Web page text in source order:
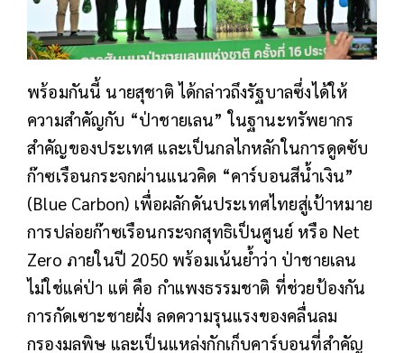
พร้อมกันนี้ นายสุชาติ ได้กล่าวถึงรัฐบาลซึ่งได้ให้
ความสำคัญกับ “ป่าชายเลน” ในฐานะทรัพยากร
สำคัญของประเทศ และเป็นกลไกหลักในการดูดซับ
ก๊าซเรือนกระจกผ่านแนวคิด “คาร์บอนสีน้ำเงิน”
(Blue Carbon) เพื่อผลักดันประเทศไทยสู่เป้าหมาย
การปล่อยก๊าซเรือนกระจกสุทธิเป็นศูนย์ หรือ Net
Zero ภายในปี 2050 พร้อมเน้นย้ำว่า ป่าชายเลน
ไม่ใช่แค่ป่า แต่ คือ กำแพงธรรมชาติ ที่ช่วยป้องกัน
การกัดเซาะชายฝั่ง ลดความรุนแรงของคลื่นลม
กรองมลพิษ และเป็นแหล่งกักเก็บคาร์บอนที่สำคัญ